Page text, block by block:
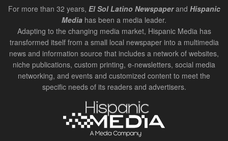
For more than 32 years, El Sol Latino Newspaperand Hispanic
Media has been a media leader.
Adapting to the changing media market, Hispanic Media has
transformed itself from a small local newspaper into a multimedia
news and information source that includes a network of websites,
niche publications, custom printing, e-newsletters, social media
networking, and events and customized content to meet the
specific needs of its readers and advertisers.